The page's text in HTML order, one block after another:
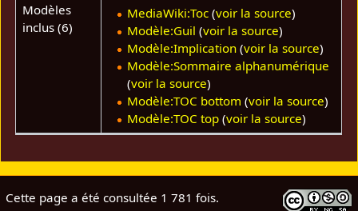
Modèles
inclus (6)
MediaWiki:Toc (voir la source)
Modèle:Guil (voir la source)
Modèle:Implication (voir la source)
Modèle:Sommaire alphanumérique
(voir la source)
Modèle:TOC bottom (voir la source)
Modèle:TOC top (voir la source)
Cette page a été consultée 1 781 fois.